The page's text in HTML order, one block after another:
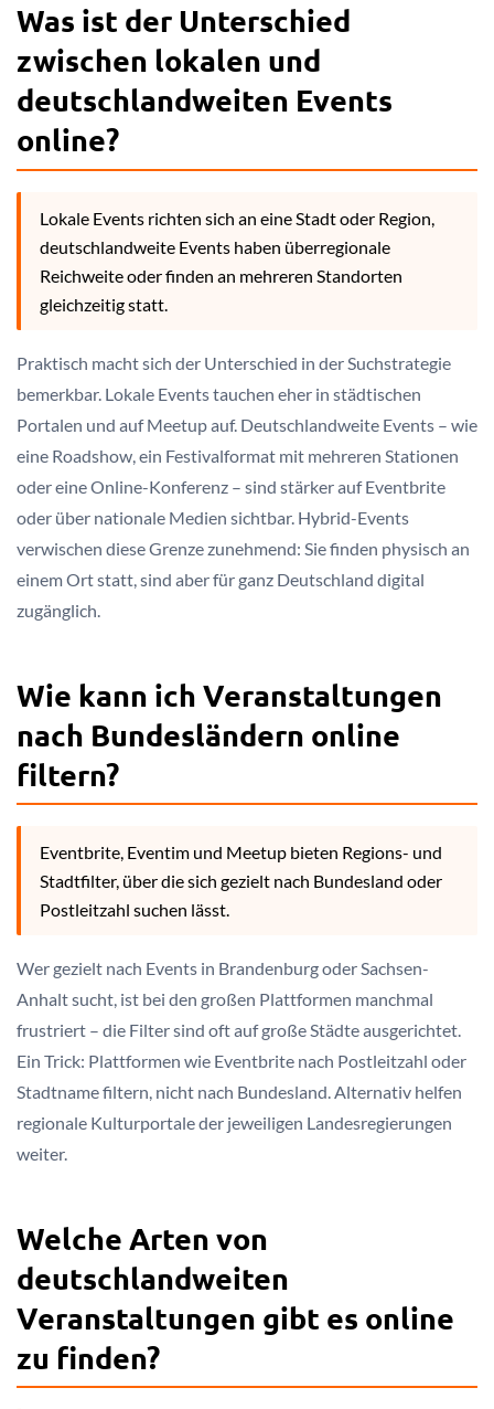
Was ist der Unterschied
zwischen lokalen und
deutschlandweiten Events
online?
Lokale Events richten sich an eine Stadt oder Region,
deutschlandweite Events haben überregionale
Reichweite oder finden an mehreren Standorten
gleichzeitig statt.
Praktisch macht sich der Unterschied in der Suchstrategie
bemerkbar. Lokale Events tauchen eher in städtischen
Portalen und auf Meetup auf. Deutschlandweite Events – wie
eine Roadshow, ein Festivalformat mit mehreren Stationen
oder eine Online-Konferenz – sind stärker auf Eventbrite
oder über nationale Medien sichtbar. Hybrid-Events
verwischen diese Grenze zunehmend: Sie finden physisch an
einem Ort statt, sind aber für ganz Deutschland digital
zugänglich.
Wie kann ich Veranstaltungen
nach Bundesländern online
filtern?
Eventbrite, Eventim und Meetup bieten Regions- und
Stadtfilter, über die sich gezielt nach Bundesland oder
Postleitzahl suchen lässt.
Wer gezielt nach Events in Brandenburg oder Sachsen-
Anhalt sucht, ist bei den großen Plattformen manchmal
frustriert – die Filter sind oft auf große Städte ausgerichtet.
Ein Trick: Plattformen wie Eventbrite nach Postleitzahl oder
Stadtname filtern, nicht nach Bundesland. Alternativ helfen
regionale Kulturportale der jeweiligen Landesregierungen
weiter.
Welche Arten von
deutschlandweiten
Veranstaltungen gibt es online
zu finden?